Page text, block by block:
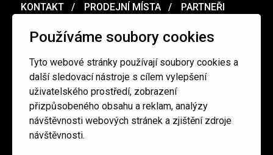
Používáme soubory cookies
Tyto webové stránky používají soubory cookies a
další sledovací nástroje s cílem vylepšení
uživatelského prostředí, zobrazení
přizpůsobeného obsahu a reklam, analýzy
návštěvnosti webových stránek a zjištění zdroje
návštěvnosti.
KONTAKT PRODEJNÍ MÍSTA PARTNEŘI
MERCH VOUCHER
Ochrana osobních údajů / Obchodní podmínky
redakce@cinepur.cz